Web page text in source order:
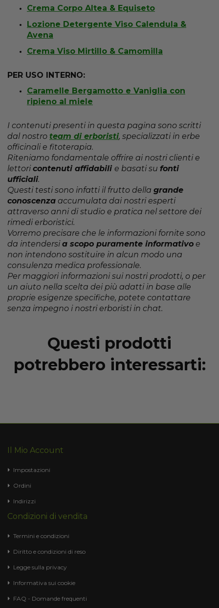
Crema Corpo Altea & Equiseto
Lozione Detergente Viso Calendula &
Avena
Crema Viso Mirtillo & Camomilla
PER USO INTERNO:
Caramelle Bergamotto e Vaniglia con
ripieno al miele
I contenuti presenti in questa pagina sono scritti
dal nostro team di erboristi, specializzati in erbe
officinali e fitoterapia.
Riteniamo fondamentale offrire ai nostri clienti e
lettori contenuti affidabili e basati su fonti
ufficiali.
Questi testi sono infatti il frutto della grande
conoscenza accumulata dai nostri esperti
attraverso anni di studio e pratica nel settore dei
rimedi erboristici.
Vorremo precisare che le informazioni fornite sono
da intendersi a scopo puramente informativo e
non intendono sostituire in alcun modo una
consulenza medica professionale.
Per maggiori informazioni sui nostri prodotti, o per
un aiuto nella scelta dei più adatti in base alle
proprie esigenze specifiche, potete contattare
senza impegno i nostri erboristi in chat.
Questi prodotti
potrebbero interessarti:
Il Mio Account
Impostazioni
Ordini
Indirizzi
Condizioni di vendita
Termini e condizioni
Diritto e condizioni di reso
Legge sulla privacy
Informativa sui cookie
FAQ - Domande frequenti